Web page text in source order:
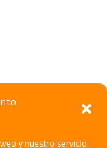
y nuestro servicio.
Reservados.